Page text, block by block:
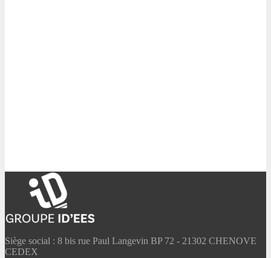
Siège social : 8 bis rue Paul Langevin BP 72 - 21302 CHENOVE
CEDEX